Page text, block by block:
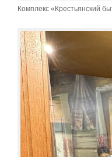
Комплекс «Крестьянский